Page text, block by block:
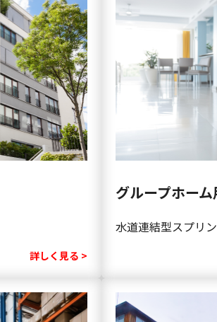
詳しく見る >
グループホーム
水道連結型スプリ